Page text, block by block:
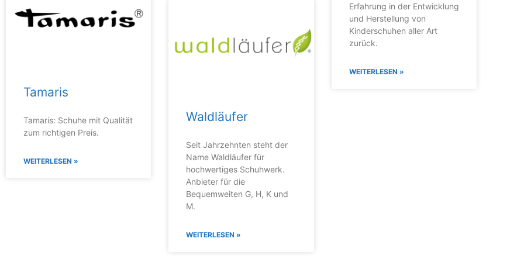
Erfahrung in der Entwicklung
und Herstellung von
Kinderschuhen aller Art
zurück.
WEITERLESEN »
Tamaris
Tamaris: Schuhe mit Qualität
zum richtigen Preis.
WEITERLESEN »
Waldläufer
Seit Jahrzehnten steht der
Name Waldläufer für
hochwertiges Schuhwerk.
Anbieter für die
Bequemweiten G, H, K und
M.
WEITERLESEN »